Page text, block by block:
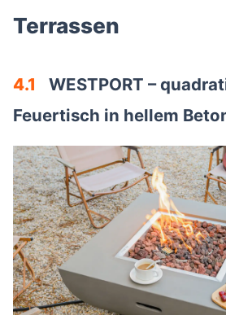
Terrassen
4.1
WESTPORT –
Feuertisch in hellem